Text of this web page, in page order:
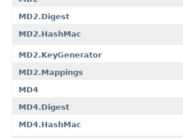
MD2.Digest
MD2.HashMac
MD2.KeyGenerator
MD2.Mappings
MD4
MD4.Digest
MD4.HashMac